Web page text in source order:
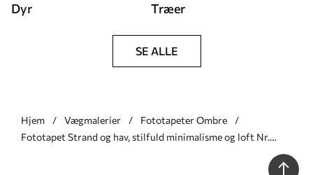
Dyr Træer
SE ALLE
Hjem Vægmalerier
Fototapeter Ombre
Fototapet Strand og hav, stilfuld minimalisme og loft Nr.